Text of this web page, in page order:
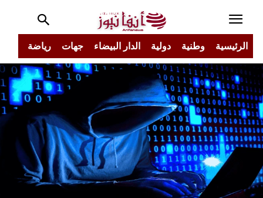
الرئيسية وطنية دولية الدار البيضاء جهات رياضة